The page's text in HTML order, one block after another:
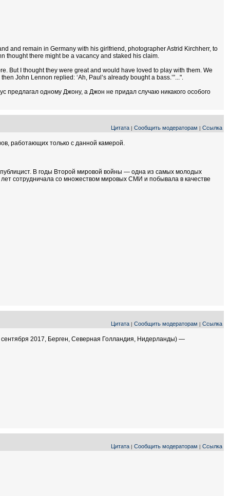
and remain in Germany with his girlfriend, photographer Astrid Kirchherr, to
thought there might be a vacancy and staked his claim.
But I thought they were great and would have loved to play with them. We
John Lennon replied: ‘Ah, Paul’s already bought a bass.’”...".
предлагал одному Джону, а Джон не придал случаю никакого особого
Цитата | Сообщить модераторам | Ссылка
работающих только с данной камерой.
В годы Второй мировой войны — одна из самых молодых
сотрудничала со множеством мировых СМИ и побывала в качестве
Цитата | Сообщить модераторам | Ссылка
2017, Берген, Северная Голландия, Нидерланды) —
Цитата | Сообщить модераторам | Ссылка